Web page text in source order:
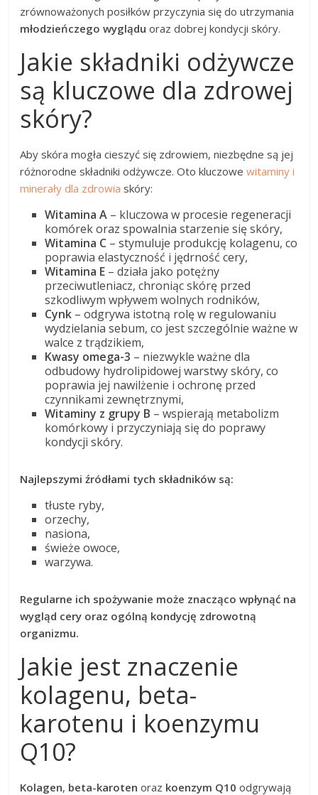
zrównoważonych posiłków przyczynia się do utrzymania
młodzieńczego wyglądu oraz dobrej kondycji skóry.
Jakie składniki odżywcze
są kluczowe dla zdrowej
skóry?
Aby skóra mogła cieszyć się zdrowiem, niezbędne są jej
różnorodne składniki odżywcze. Oto kluczowewitaminy i
minerały dla zdrowia skóry:
Witamina A – kluczowa w procesie regeneracji
komórek oraz spowalnia starzenie się skóry,
Witamina C – stymuluje produkcję kolagenu, co
poprawia elastyczność i jędrność cery,
Witamina E – działa jako potężny
przeciwutleniacz, chroniąc skórę przed
szkodliwym wpływem wolnych rodników,
Cynk – odgrywa istotną rolę w regulowaniu
wydzielania sebum, co jest szczególnie ważne w
walce z trądzikiem,
Kwasy omega-3 – niezwykle ważne dla
odbudowy hydrolipidowej warstwy skóry, co
poprawia jej nawilżenie i ochronę przed
czynnikami zewnętrznymi,
Witaminy z grupy B – wspierają metabolizm
komórkowy i przyczyniają się do poprawy
kondycji skóry.
Najlepszymi źródłami tych składników są:
tłuste ryby,
orzechy,
nasiona,
świeże owoce,
warzywa.
Regularne ich spożywanie może znacząco wpłynąć na
wygląd cery oraz ogólną kondycję zdrowotną
organizmu.
Jakie jest znaczenie
kolagenu, beta-
karotenu i koenzymu
Q10?
Kolagen, beta-karoten oraz koenzym Q10 odgrywają